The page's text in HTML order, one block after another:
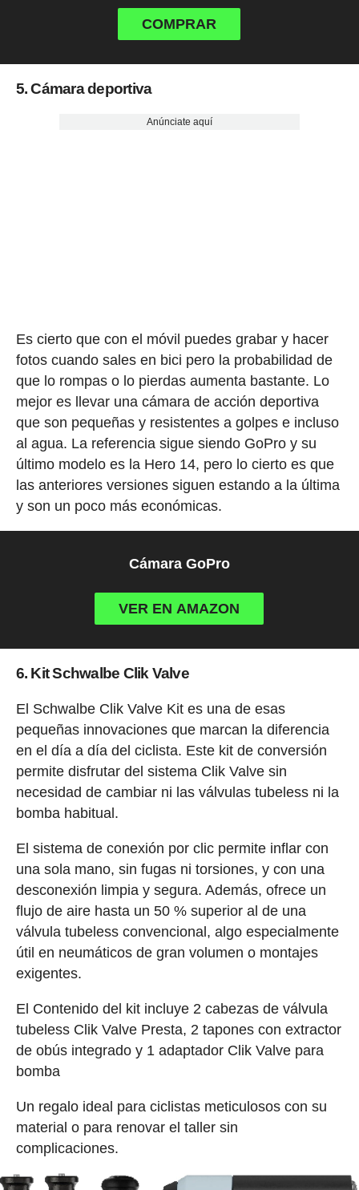
COMPRAR
5. Cámara deportiva
Anúnciate aquí
Es cierto que con el móvil puedes grabar y hacer
fotos cuando sales en bici pero la probabilidad de
que lo rompas o lo pierdas aumenta bastante. Lo
mejor es llevar una cámara de acción deportiva
que son pequeñas y resistentes a golpes e incluso
al agua. La referencia sigue siendo GoPro y su
último modelo es la Hero 14, pero lo cierto es que
las anteriores versiones siguen estando a la última
y son un poco más económicas.
Cámara GoPro
VER EN AMAZON
6. Kit Schwalbe Clik Valve
El Schwalbe Clik Valve Kit es una de esas
pequeñas innovaciones que marcan la diferencia
en el día a día del ciclista. Este kit de conversión
permite disfrutar del sistema Clik Valve sin
necesidad de cambiar ni las válvulas tubeless ni la
bomba habitual.
El sistema de conexión por clic permite inflar con
una sola mano, sin fugas ni torsiones, y con una
desconexión limpia y segura. Además, ofrece un
flujo de aire hasta un 50 % superior al de una
válvula tubeless convencional, algo especialmente
útil en neumáticos de gran volumen o montajes
exigentes.
El Contenido del kit incluye 2 cabezas de válvula
tubeless Clik Valve Presta, 2 tapones con extractor
de obús integrado y 1 adaptador Clik Valve para
bomba
Un regalo ideal para ciclistas meticulosos con su
material o para renovar el taller sin
complicaciones.